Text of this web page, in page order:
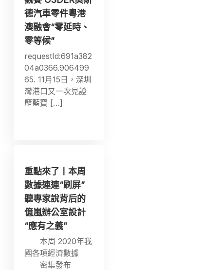
德汽車零件粵港
澳融會“零延時、
零等候”
requestId:691a382
04a0366.906499
65. 11月15日，深圳
灣港口又一次見證
歷藍寶 […]
重點來了丨本周
數據連連“刷屏”
聽專家說背后的
億嵐辦公室設計
“應有之義”
本周 2020年我
國各項經濟數據
密集發布